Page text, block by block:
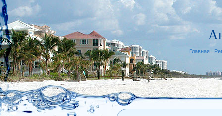
Главная|